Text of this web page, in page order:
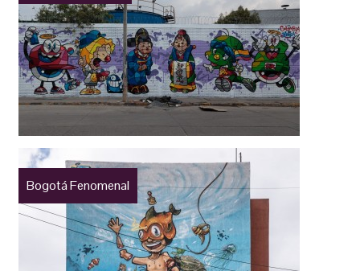
Bogotá Fenomenal